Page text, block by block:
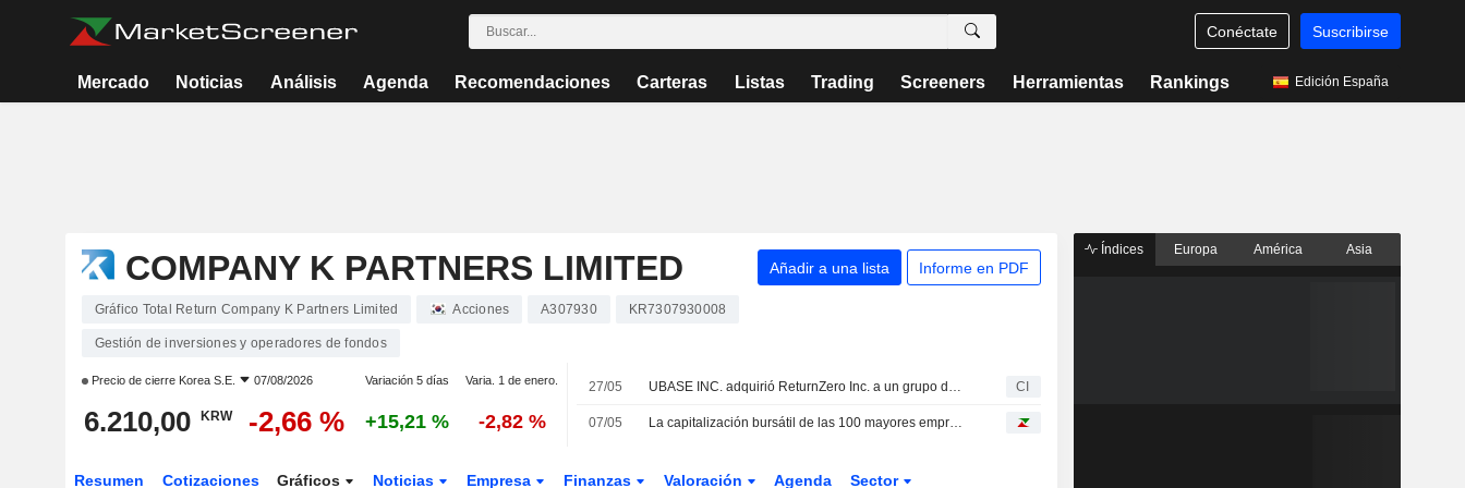
Conéctate Suscribirse
Mercado Noticias Análisis Agenda Recomendaciones Carteras Listas Trading Screeners Herramientas Rankings Edición España
COMPANY K PARTNERS LIMITED Añadir a una lista Informe en PDF
Gráfico Total Return Company K Partners Limited Acciones A307930 KR7307930008
Gestión de inversiones y operadores de fondos
Precio de cierre Korea S.E. 07/08/2026 Variación 5 días Varia. 1 de enero.
6.210,00 KRW -2,66 % +15,21 % -2,82 %
27/05 UBASE INC. adquirió ReturnZero Inc. a un grupo de accionistas. CI
07/05 La capitalización bursátil de las 100 mayores empresas bate su récord
Resumen Cotizaciones Gráficos Noticias Empresa Finanzas Valoración Agenda Sector
Índices Europa América Asia